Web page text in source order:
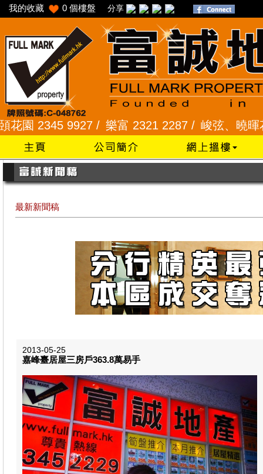
我的收藏 0 個樓盤 分享
2345 9927 /樂富 2321 2287 /峻弦、曉暉花園
最新新聞稿
2013-05-25
嘉峰臺居屋三房戶363.8萬易手